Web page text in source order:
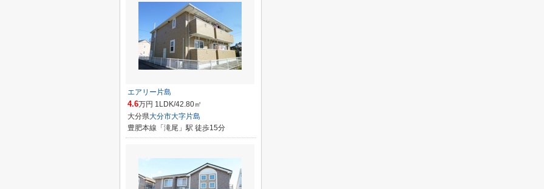
エアリー片島
4.6万円 1LDK/42.80㎡
大分県大分市大字片島
豊肥本線「滝尾」駅 徒歩15分